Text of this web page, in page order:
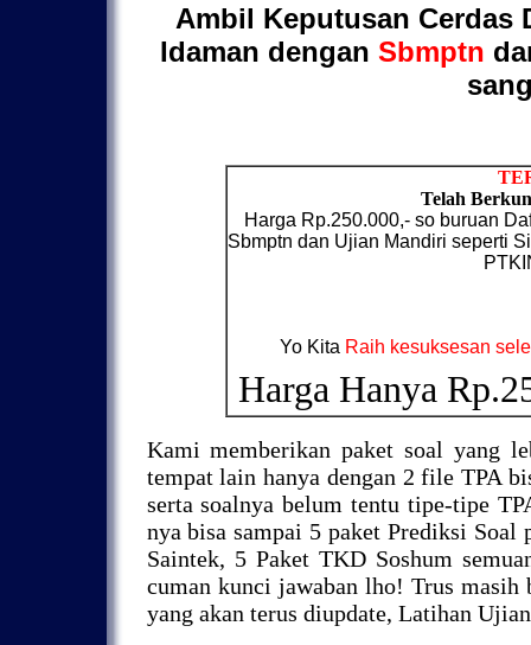
Ambil Keputusan Cerdas
Idaman dengan Sbmptn
Telah
Harga Rp.250.000,- so buruan
Sbmptn dan Ujian Mandiri seperti
Yo Kita Raih kesuksesan
Harga Hanya
Kami memberikan paket soal yang
tempat lain hanya dengan 2 file TPA
serta soalnya belum tentu tipe-tipe
nya bisa sampai 5 paket Prediksi
Saintek, 5 Paket TKD Soshum
cuman kunci jawaban lho! Trus masih
yang akan terus diupdate, Latihan